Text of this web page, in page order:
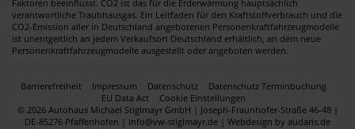
Faktoren beeinflusst. CO2 ist das für die Erderwärmung hauptsächlich
verantwortliche Traubhausgas. Ein Leitfaden für den Kraftstoffverbrauch und die
CO2-Emission aller in Deutschland angebotenen Personenkraftfahrzeugmodelle
ist unentgeltlich an jedem Verkaufsort Deutschland erhältlich, an dem neue
Personenkraftfahrzeugmodelle ausgestellt oder angeboten werden.
Barrierefreiheit Impressum Datenschutz
Datenschutz Terminbuchung
EU Data Act
Cookie Einstellungen
© 2026 Autohaus Michael Stiglmayr GmbH | Joseph-Fraunhofer-Straße 46-48 |
DE-85276 Pfaffenhofen | info@vw-stiglmayr.de | Webdesign by audaris.de